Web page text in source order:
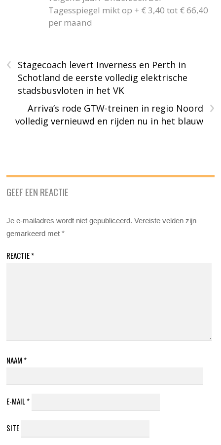
Tagesspiegel mikt op + € 3,40 tot € 66,40
per maand
‹
Stagecoach levert Inverness en Perth in
Schotland de eerste volledig elektrische
stadsbusvloten in het VK
›
Arriva’s rode GTW-treinen in regio Noord
volledig vernieuwd en rijden nu in het blauw
GEEF EEN REACTIE
Je e-mailadres wordt niet gepubliceerd. Vereiste velden zijn
gemarkeerd met*
REACTIE*
NAAM *
E-MAIL*
SITE